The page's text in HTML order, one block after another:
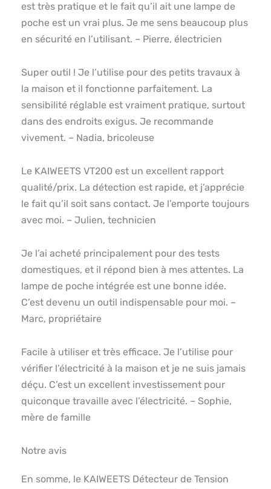
est très pratique et le fait qu’il ait une lampe de
poche est un vrai plus. Je me sens beaucoup plus
en sécurité en l’utilisant. – Pierre, électricien
Super outil ! Je l’utilise pour des petits travaux à
la maison et il fonctionne parfaitement. La
sensibilité réglable est vraiment pratique, surtout
dans des endroits exigus. Je recommande
vivement. – Nadia, bricoleuse
Le KAIWEETS VT200 est un excellent rapport
qualité/prix. La détection est rapide, et j’apprécie
le fait qu’il soit sans contact. Je l’emporte toujours
avec moi. – Julien, technicien
Je l’ai acheté principalement pour des tests
domestiques, et il répond bien à mes attentes. La
lampe de poche intégrée est une bonne idée.
C’est devenu un outil indispensable pour moi. –
Marc, propriétaire
Facile à utiliser et très efficace. Je l’utilise pour
vérifier l’électricité à la maison et je ne suis jamais
déçu. C’est un excellent investissement pour
quiconque travaille avec l’électricité. – Sophie,
mère de famille
Notre avis
En somme, le KAIWEETS Détecteur de Tension